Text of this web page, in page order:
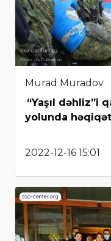
Murad Muradov
“Yaşıl dəhliz”i
yolunda
2022-12-16 15:01